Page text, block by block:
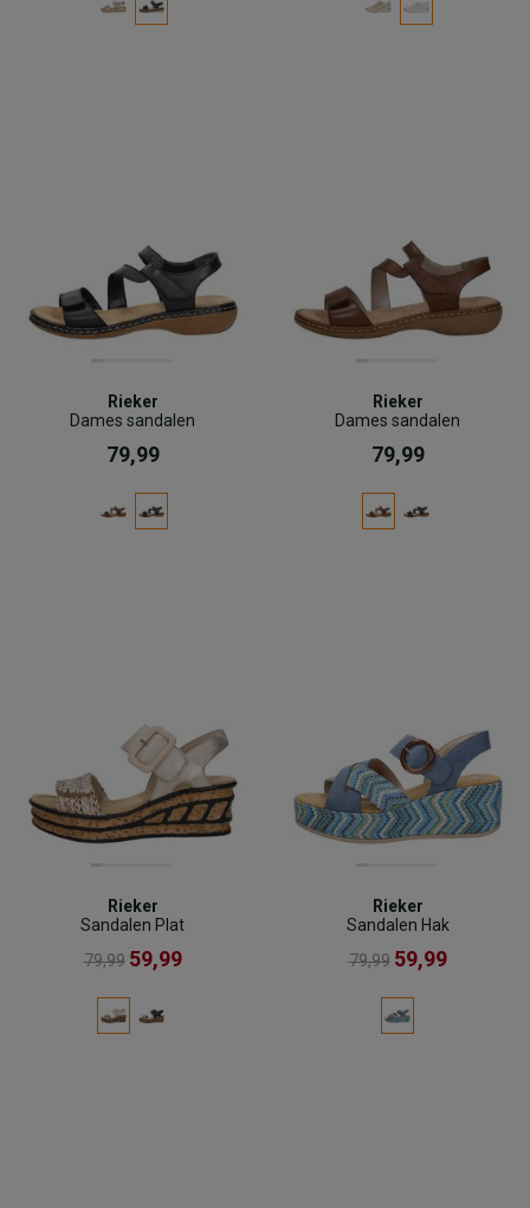
Rieker
Dames sandalen
79,99
Rieker
Dames sandalen
79,99
Rieker
Sandalen Plat
79,99 59,99
Rieker
Sandalen Hak
79,99 59,99